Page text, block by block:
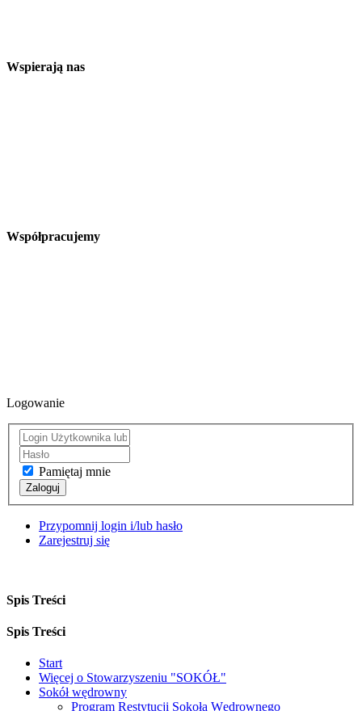
Wspierają nas
Współpracujemy
Logowanie
Pamiętaj mnie
Zaloguj
Przypomnij login i/lub hasło
Zarejestruj się
Spis Treści
Spis Treści
Start
Więcej o Stowarzyszeniu "SOKÓŁ"
Sokół wędrowny
Program Restytucji Sokoła Wędrownego